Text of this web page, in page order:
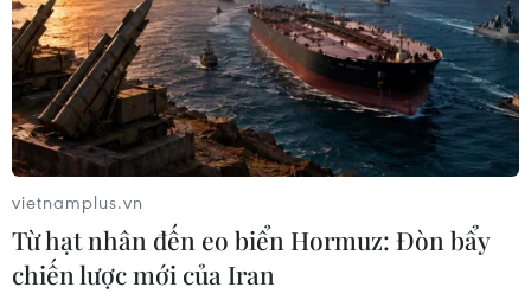
Thomas Mueller trả lời các câu hỏi của người hâm mộ. (Nguồn:
FCBayern)
Trong thời điểm dịch bệnh COVID-19 bùng phát,
một cầu thủ bóng đá chuyên nghiệp sẽ sử dụng
thời gian của mình như thế nào?
Để đáp lại những băn khoăn đó, ngôi sao của
Bayern Munich Thomas Mueller đã dành thời
gian trả lời những câu hỏi của người hâm mộ
vietnamplus.vn
Từ hạt nhân đến eo biển Hormuz: Đòn bẩy
chiến lược mới của Iran